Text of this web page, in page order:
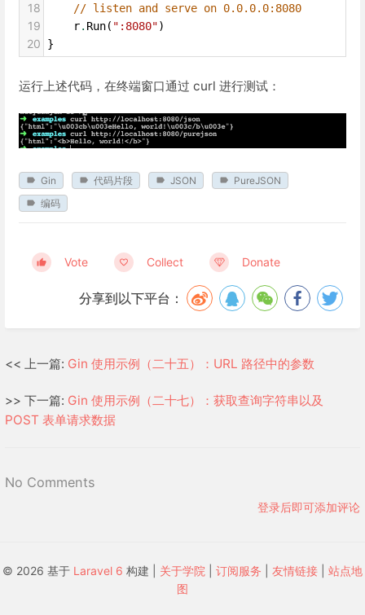
18
// listen and serve on 0.0.0.0:8080
19 r. Run( ":8080")
20 }
运行上述代码，在终端窗口通过 curl 进行测试：
Gin 代码片段 JSON
PureJSON
编码
Vote Collect Donate
分享到以下平台：
<< 上一篇: Gin 使用示例（二十五）：URL 路径中的参数
>> 下一篇: Gin 使用示例（二十七）：获取查询字符串以及
POST 表单请求数据
No Comments
登录后即可添加评论
© 2026 基于 Laravel 6 构建 | 关于学院 订阅服务 友情链接
站点地
图